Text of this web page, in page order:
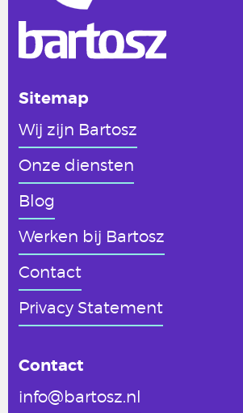
Sitemap
Wij zijn Bartosz
Onze diensten
Blog
Werken bij Bartosz
Contact
Privacy Statement
Contact
info@bartosz.nl